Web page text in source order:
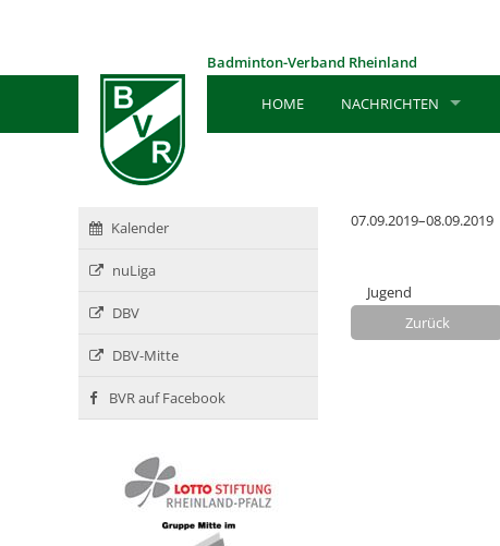
Badminton-Verband Rheinland
HOME NACHRICHTEN
Kalender
nuLiga
DBV
DBV-Mitte
BVR auf Facebook
07.09.2019–08.09.2019
Jugend
Zurück